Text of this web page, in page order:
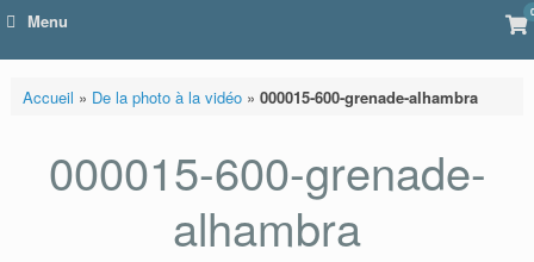
Menu 0
Accueil » De la photo à la vidéo» 000015-600-grenade-alhambra
000015-600-grenade-
alhambra